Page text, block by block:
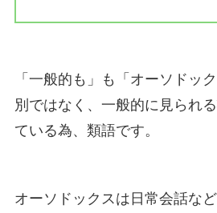
「一般的も」も「オーソドッ
別ではなく、一般的に見られ
ている為、類語です。
オーソドックスは日常会話な